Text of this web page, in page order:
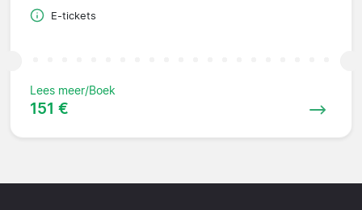
E-tickets
Lees meer/Boek
151 €